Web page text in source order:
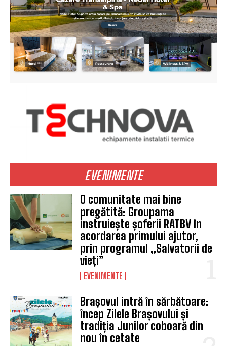
EVENIMENTE
O comunitate mai bine
pregătită: Groupama
instruiește șoferii RATBV în
acordarea primului ajutor,
prin programul „Salvatorii de
vieți”
EVENIMENTE
Brașovul intră în sărbătoare:
încep Zilele Brașovului și
tradiția Junilor coboară din
nou în cetate